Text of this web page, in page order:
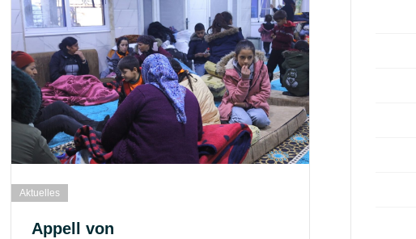
Aktuelles
Appell von